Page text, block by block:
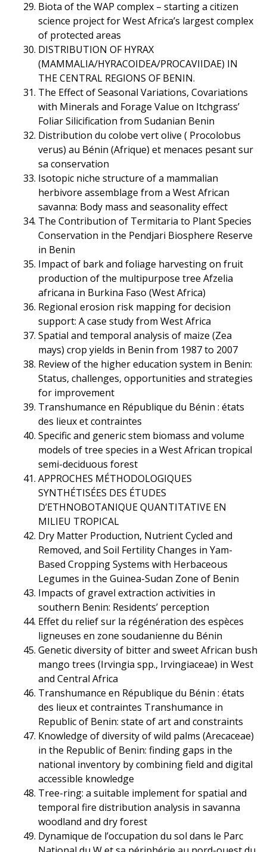
Biota of the WAP complex – starting a citizen
science project for West Africa’s largest complex
of protected areas
DISTRIBUTION OF HYRAX
(MAMMALIA/HYRACOIDEA/PROCAVIIDAE) IN
THE CENTRAL REGIONS OF BENIN.
The Effect of Seasonal Variations, Covariations
with Minerals and Forage Value on Itchgrass’
Foliar Silicification from Sudanian Benin
Distribution du colobe vert olive ( Procolobus
verus) au Bénin (Afrique) et menaces pesant sur
sa conservation
Isotopic niche structure of a mammalian
herbivore assemblage from a West African
savanna: Body mass and seasonality effect
The Contribution of Termitaria to Plant Species
Conservation in the Pendjari Biosphere Reserve
in Benin
Impact of bark and foliage harvesting on fruit
production of the multipurpose tree Afzelia
africana in Burkina Faso (West Africa)
Regional erosion risk mapping for decision
support: A case study from West Africa
Spatial and temporal analysis of maize (Zea
mays) crop yields in Benin from 1987 to 2007
Review of the higher education system in Benin:
Status, challenges, opportunities and strategies
for improvement
Transhumance en République du Bénin : états
des lieux et contraintes
Specific and generic stem biomass and volume
models of tree species in a West African tropical
semi-deciduous forest
APPROCHES MÉTHODOLOGIQUES
SYNTHÉTISÉES DES ÉTUDES
D’ETHNOBOTANIQUE QUANTITATIVE EN
MILIEU TROPICAL
Dry Matter Production, Nutrient Cycled and
Removed, and Soil Fertility Changes in Yam-
Based Cropping Systems with Herbaceous
Legumes in the Guinea-Sudan Zone of Benin
Impacts of gravel extraction activities in
southern Benin: Residents’ perception
Effet du relief sur la régénération des espèces
ligneuses en zone soudanienne du Bénin
Genetic diversity of bitter and sweet African bush
mango trees (Irvingia spp., Irvingiaceae) in West
and Central Africa
Transhumance en République du Bénin : états
des lieux et contraintes Transhumance in
Republic of Benin: state of art and constraints
Knowledge of diversity of wild palms (Arecaceae)
in the Republic of Benin: finding gaps in the
national inventory by combining field and digital
accessible knowledge
Tree-ring: a suitable implement for spatial and
temporal fire distribution analysis in savanna
woodland and dry forest
Dynamique de l’occupation du sol dans le Parc